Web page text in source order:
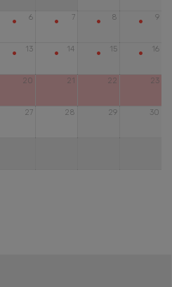
6
• 7
• 8
• 9
•
13
• 14
• 15
• 16
•
20 21 22 23
27 28 29 30